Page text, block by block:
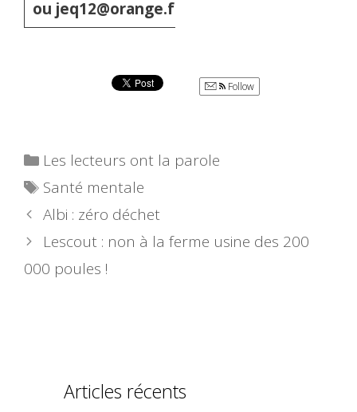
ou jeq12@orange.fr
Follow
Catégories
Les lecteurs ont la parole
Étiquettes
Santé mentale
Albi : zéro déchet
Lescout : non à la ferme usine des 200
000 poules !
Articles récents